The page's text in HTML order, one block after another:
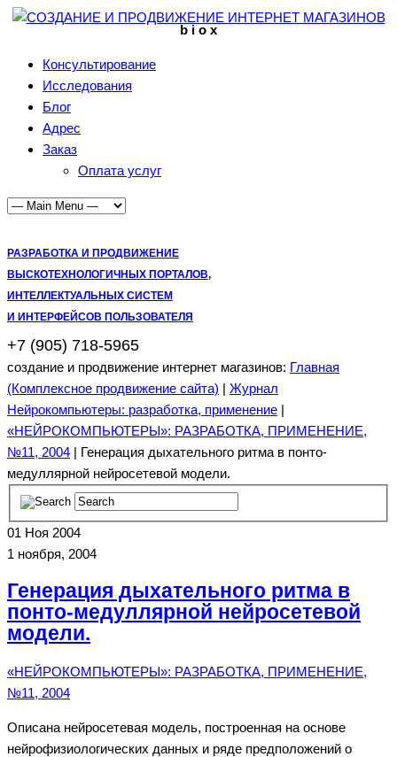
b i o x
Консультирование
Исследования
Блог
Адрес
Заказ
Оплата услуг
РАЗРАБОТКА И ПРОДВИЖЕНИЕ
ВЫСКОТЕХНОЛОГИЧНЫХ ПОРТАЛОВ,
ИНТЕЛЛЕКТУАЛЬНЫХ СИСТЕМ
И ИНТЕРФЕЙСОВ ПОЛЬЗОВАТЕЛЯ
+7 (905) 718-5965
создание и продвижение интернет магазинов: Главная
(Комплексное продвижение сайта) | Журнал
Нейрокомпьютеры: разработка, применение |
«НЕЙРОКОМПЬЮТЕРЫ»: РАЗРАБОТКА, ПРИМЕНЕНИЕ,
№11, 2004 | Генерация дыхательного ритма в понто-
медуллярной нейросетевой модели.
01 Ноя 2004
1 ноября, 2004
Генерация дыхательного ритма в
понто-медуллярной нейросетевой
модели.
«НЕЙРОКОМПЬЮТЕРЫ»: РАЗРАБОТКА, ПРИМЕНЕНИЕ,
№11, 2004
Описана нейросетевая модель, построенная на основе
нейрофизиологических данных и ряде предположений о